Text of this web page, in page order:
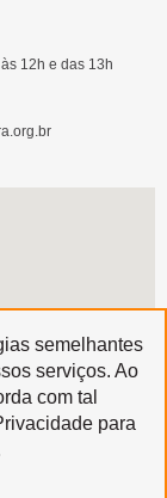
12h e das 13h
Reservados
semelhantes
serviços. Ao
com tal
para